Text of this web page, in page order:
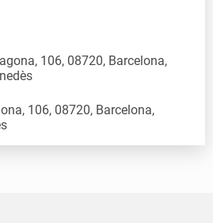
106, 08720, Barcelona,